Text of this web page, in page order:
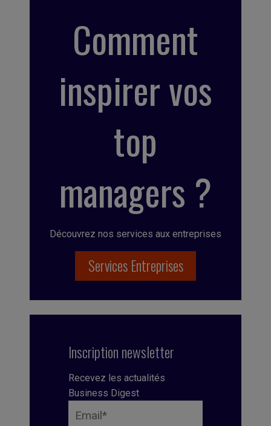
Comment
inspirer vos
top
managers ?
Découvrez nos services aux entreprises
Services Entreprises
Inscription newsletter
Recevez les actualités
Business Digest